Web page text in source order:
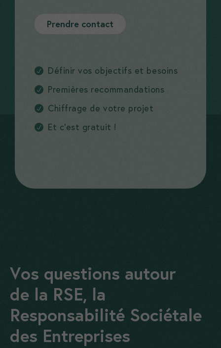
Prendre contact
Définir vos objectifs et besoins
Premières recommandations
Chiffrage de votre projet
Et c’est gratuit !
Vos questions autour
de la RSE, la
Responsabilité Sociétale
des Entreprises